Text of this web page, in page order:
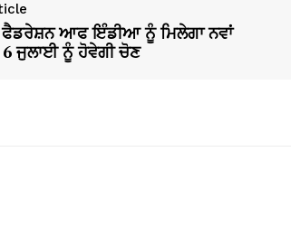
ਆਫ ਇੰਡੀਆ ਨੂੰ ਮਿਲੇਗਾ ਨਵਾਂ
6 ਜੁਲਾਈ ਨੂੰ ਹੋਵੇਗੀ ਚੋਣ